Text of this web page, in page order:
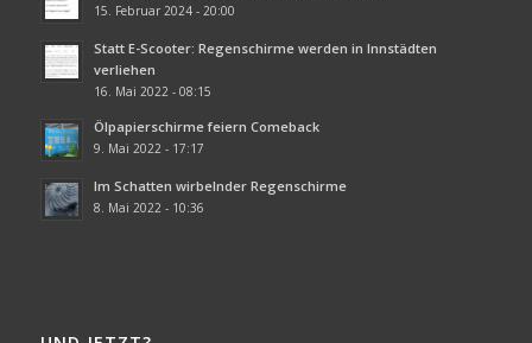
15. Februar 2024 - 20:00
Statt E-Scooter: Regenschirme werden in Innstädten
verliehen
16. Mai 2022 - 08:15
Ölpapierschirme feiern Comeback
9. Mai 2022 - 17:17
Im Schatten wirbelnder Regenschirme
8. Mai 2022 - 10:36